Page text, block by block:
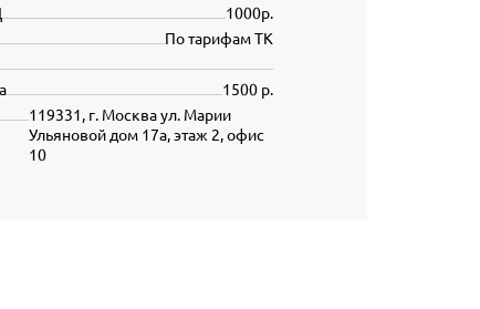
1000р.
По тарифам ТК
1500 р.
119331, г. Москва ул. Марии
Ульяновой дом 17а, этаж 2, офис
10